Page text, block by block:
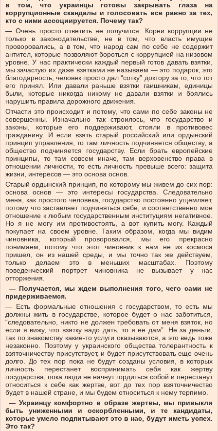
в том, что украинцы готовы закрывать глаза на
коррупционные скандалы и голосовать все равно за тех,
кто с ними ассоциируется. Почему так?
— Очень просто ответить не получится. Корни коррупции не
только в законодательстве, не в том, что власть имущие
проворовались, а в том, что народ сам по себе не содержит
антител, которые позволяют бороться с коррупцией на низовом
уровне. У нас практически каждый первый готов давать взятки,
мы зачастую их даже взятками не называем — это подарок, это
благодарность, человек просто дал “сотку” доктору за то, что тот
его принял. Или давали раньше взятки гаишникам, единицы
были, которые никогда никому не давали взятки и боялись
нарушить правила дорожного движения.
Отчасти это происходит и потому, что сами по себе законы не
совершенны. Изначально так строилось, что государство и
законы, которые его поддерживают, стояли в противовес
гражданину. И если взять старый российский или ордынский
принцип управления, то там личность подчиняется обществу, а
общество подчиняется государству. Если брать европейские
принципы, то там совсем иначе, там верховенство права в
отношении личности, то есть личность превыше всего: защита
жизни, интересов — это основа основ.
Старый ордынский принцип, по которому мы живем до сих пор:
основа основ — это интересы государства. Следовательно
меня, как простого человека, государство постоянно ущемляет,
потому что заставляет подчиняться себе, и соответственно мое
отношение к любым государственным институциям негативное.
Но я не могу им противостоять, а вот купить могу. Каждый
покупает на своем уровне. Таким образом, когда мы видим
чиновника, который проворовался, мы его прекрасно
понимаем, потому что этот чиновник к нам не из космоса
пришел, он из нашей среды, и мы точно так же действуем,
только делаем это в меньших масштабах. Поэтому
поведенческий портрет чиновника не вызывает у нас
отторжения.
— Получается, мы ждем выполнения того, чего сами не
придерживаемся.
— Есть формальные отношения с государством, то есть мы
должны жить в государстве, которое будет о нас заботиться,
“следовательно, никто не должен требовать от меня взяток, но
если я вижу, что взятку надо дать, то я ее дам”. Не за деньги,
так по знакомству какие-то услуги оказываются, а это ведь тоже
незаконно. Поэтому у украинского общества толерантность к
взяточничеству присутствует, и будет присутствовать еще очень
долго. До тех пор пока не будут созданы условия, в которых
личность перестанет воспринимать себя как жертву
государства, пока люди не начнут гордиться собой и перестанут
относиться к себе как жертве, вот до тех пор взяточничество
будет в нашей стране, и мы будем относиться к нему терпимо.
— Украинцу комфортно в образе жертвы, мы привыкли
быть униженными и оскорбленными, и те кандидаты,
которые умело подпитывают это в нас, будут иметь успех.
Это так?